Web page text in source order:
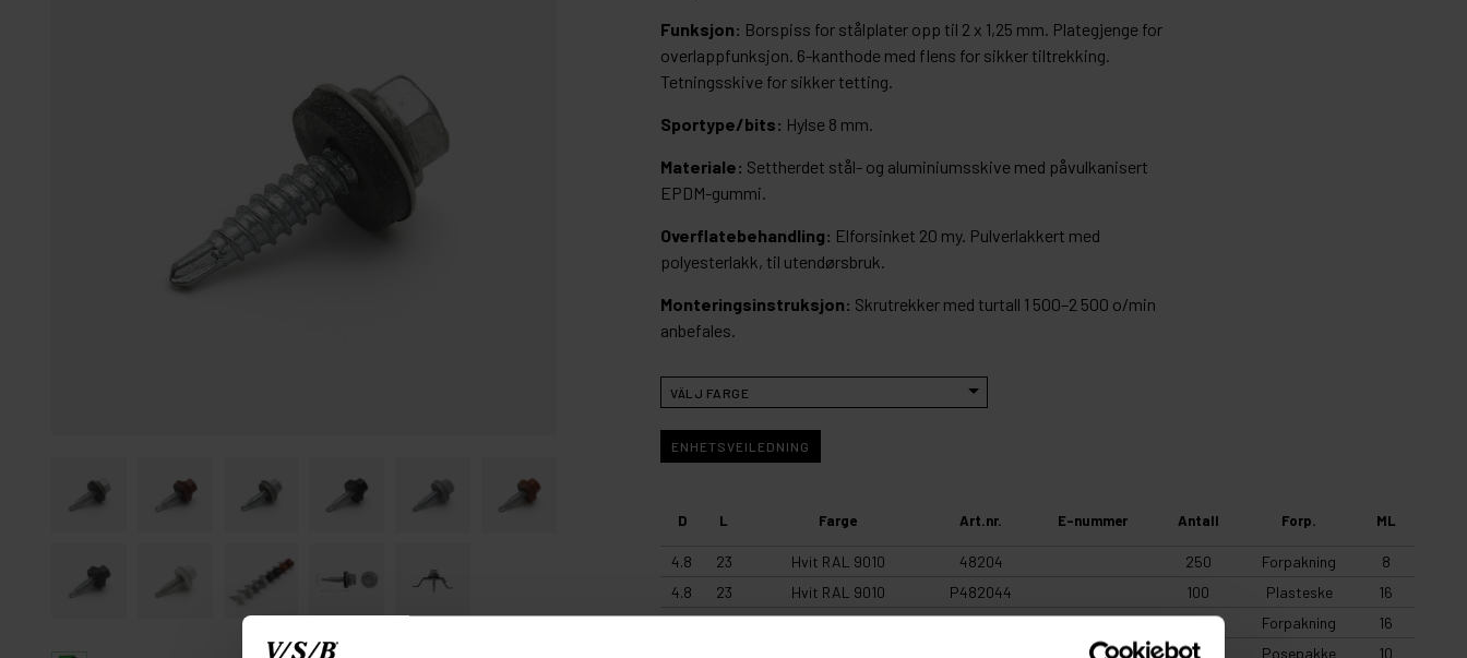
Funksjon: Borspiss for stålplater opp til 2 x 1,25 mm. Plategjenge for
overlappfunksjon. 6-kanthode med flens for sikker tiltrekking.
Tetningsskive for sikker tetting.
Sportype/bits: Hylse 8 mm.
Materiale: Settherdet stål- og aluminiumsskive med påvulkanisert
EPDM-gummi.
Overflatebehandling: Elforsinket 20 my. Pulverlakkert med
polyesterlakk, til utendørsbruk.
Monteringsinstruksjon: Skrutrekker med turtall 1 500–2 500 o/min
anbefales.
ENHETSVEILEDNING
D L Farge Art.nr. E-nummer Antall Forp. ML
4.8 23 Hvit RAL 9010 48204 250 Forpakning
8
4.8
23 Hvit RAL 9010 P482044 100 Plasteske
16
4.8
23 Hvit RAL 9010 482044 1550925 100 Forpakning
16
10 Posepakke
10